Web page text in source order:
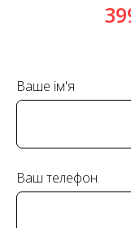
Ваше ім'я
Ваш телефон